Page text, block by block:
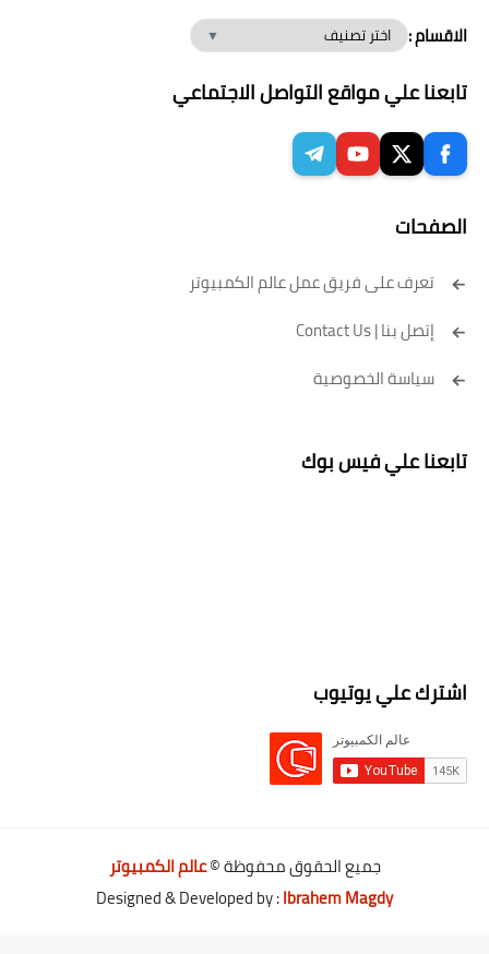
الاقسام :
تابعنا علي مواقع التواصل الاجتماعي
الصفحات
تعرف على فريق عمل عالم الكمبيوتر
إتصل بنا | Contact Us
سياسة الخصوصية
تابعنا علي فيس بوك
اشترك علي يوتيوب
جميع الحقوق محفوظة ©عالم الكمبيوتر
Designed & Developed by :Ibrahem Magdy